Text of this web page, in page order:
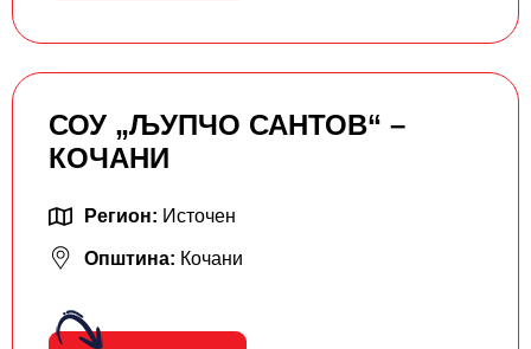
СОУ „ЉУПЧО САНТОВ“ –
КОЧАНИ
Регион: Источен
Општина: Кочани